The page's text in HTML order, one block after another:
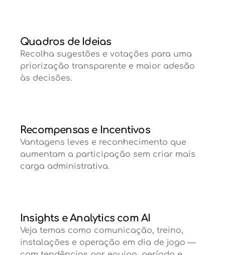
Quadros de Ideias
Recolha sugestões e votações para uma
priorização transparente e maior adesão
às decisões.
Recompensas e Incentivos
Vantagens leves e reconhecimento que
aumentam a participação sem criar mais
carga administrativa.
Insights e Analytics com AI
Veja temas como comunicação, treino,
instalações e operação em dia de jogo —